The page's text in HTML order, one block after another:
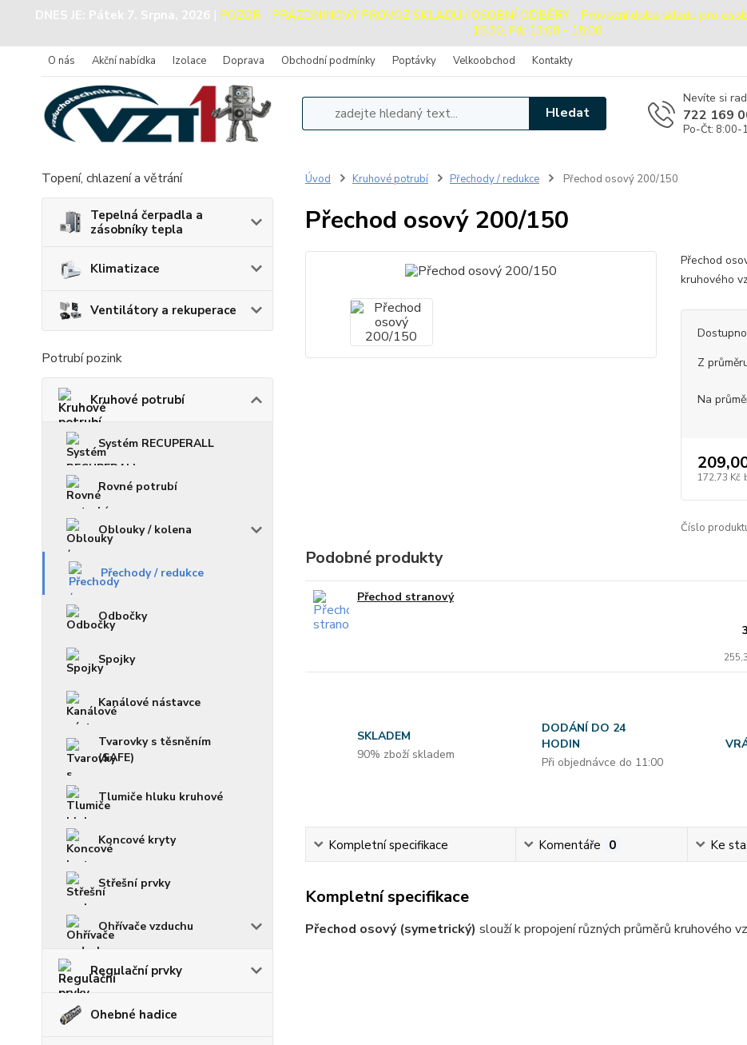
DNES JE: Pátek 7. Srpna, 2026 | POZOR - PRÁZDNINOVÝ PROVOZ SKLADU / OSOBNÍ ODBĚRY - Provozní doba skladu pro
15:30, Pá: 13:00 - 15:00
O nás Akční nabídka Izolace Doprava Obchodní podmínky Poptávky Velkoobchod Kontakty
Hledat
Nevíte si
722 169
Po-Čt: 8:00-
Topení, chlazení a větrání
Tepelná čerpadla a
zásobníky tepla
Klimatizace
Ventilátory a rekuperace
Potrubí pozink
Kruhové potrubí
Systém RECUPERALL
Rovné potrubí
Oblouky / kolena
Přechody / redukce
Odbočky
Spojky
Kanálové nástavce
Tvarovky s těsněním
(SAFE)
Tlumiče hluku kruhové
Koncové kryty
Střešní prvky
Ohřívače vzduchu
Regulační prvky
Ohebné hadice
Úvod Kruhové potrubí Přechody / redukce Přechod osový 200/150
Přechod osový 200/150
Přechod
kruhového
Z
Na
172,73 Kč
Číslo
Podobné produkty
Přechod stranový
SKLADEM
90% zboží skladem
DODÁNÍ DO 24
HODIN
Při objednávce do 11:00
Kompletní specifikace Komentáře 0 Ke
Kompletní specifikace
Přechod osový (symetrický) slouží k propojení různých průměrů kruhového